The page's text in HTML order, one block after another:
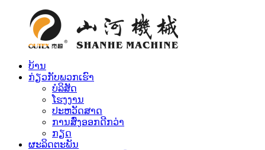
ບ້ານ
ກ່ຽວກັບພວກເຮົາ
ບໍລິສັດ
ໂຮງງານ
ປະຫວັດສາດ
ການສົ່ງອອກດີກວ່າ
ກຽດ
ຜະລິດຕະພັນ